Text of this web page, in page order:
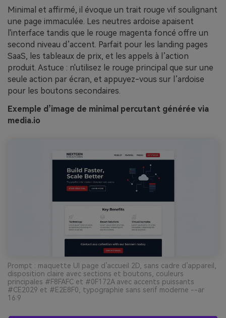
Minimal et affirmé, il évoque un trait rouge vif soulignant
une page immaculée. Les neutres ardoise apaisent
l'interface tandis que le rouge magenta foncé offre un
second niveau d’accent. Parfait pour les landing pages
SaaS, les tableaux de prix, et les appels à l’action
produit. Astuce : n'utilisez le rouge principal que sur une
seule action par écran, et appuyez-vous sur l’ardoise
pour les boutons secondaires.
Exemple d’image de minimal percutant générée via
media.io
Prompt : maquette UI page d’accueil 2D, sans cadre d’appareil,
disposition claire avec sections et boutons, couleurs
principales #F8FAFC et #0F172A avec accents puissants
#CE2029 et #E2E8F0, typographie sans serif moderne --ar
16:9